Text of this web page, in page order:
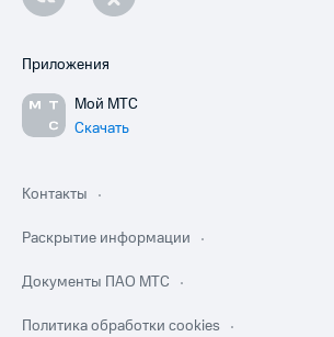
Приложения
Мой МТС
Скачать
Контакты
Раскрытие информации
Документы ПАО МТС
Политика обработки cookies